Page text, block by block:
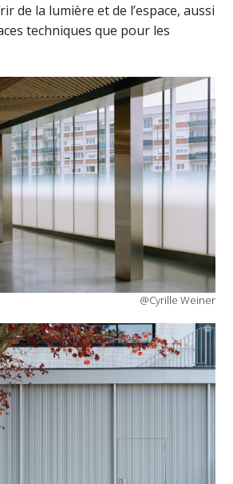
de la lumière et de l’espace, aussi
techniques que pour les
@Cyrille Weiner